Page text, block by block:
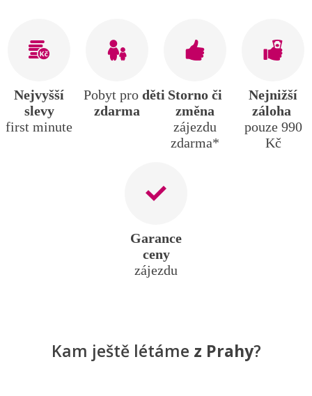
Nejvyšší
slevy
first minute
Pobyt pro děti
zdarma
Storno či
změna
zájezdu
zdarma*
Nejnižší
záloha
pouze 990
Kč
Garance
ceny
zájezdu
Kam ještě létáme z Prahy?